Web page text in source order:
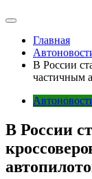
Главная
В России
частичным
В России